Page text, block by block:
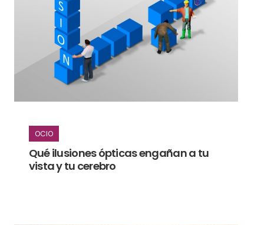
OCIO
Qué ilusiones ópticas engañan a tu
vista y tu cerebro